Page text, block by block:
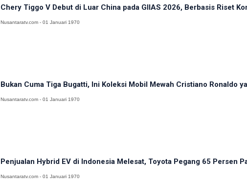
Chery Tiggo V Debut di Luar China pada GIIAS 2026, Berbasis Riset
Nusantaratv.com - 01 Januari 1970
Bukan Cuma Tiga Bugatti, Ini Koleksi Mobil Mewah Cristiano Ronaldo
Nusantaratv.com - 01 Januari 1970
Penjualan Hybrid EV di Indonesia Melesat, Toyota Pegang 65 Persen
Nusantaratv.com - 01 Januari 1970